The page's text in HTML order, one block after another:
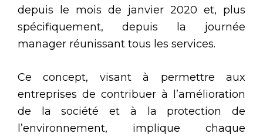
depuis le mois de janvier 2020 et, plus
spécifiquement, depuis la journée
manager réunissant tous les services.
Ce concept, visant à permettre aux
entreprises de contribuer à l’amélioration
de la société et à la protection de
l’environnement, implique chaque